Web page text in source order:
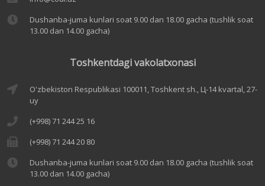
Dushanba-juma kunlari soat 9.00 dan 18.00 gacha (tushlik soat
13.00 dan 14.00 gacha)
Toshkentdagi vakolatxonasi
O'zbekiston Respublikasi 100011, Toshkent sh., Ц-14 kvartal, 27-
uy
(+998) 71 244 25 16
(+998) 71 244 20 80
Dushanba-juma kunlari soat 9.00 dan 18.00 gacha (tushlik soat
13.00 dan 14.00 gacha)